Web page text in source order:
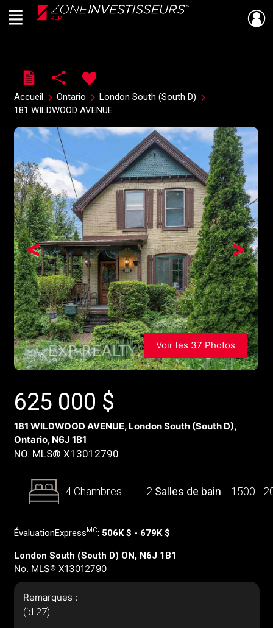
Live
En Direct
Menu
Accueil Ontario
London South (South D)
181 WILDWOOD AVENUE
>
<
Voir les 37 Photos
625 000 $
181 WILDWOOD AVENUE, London South (South D),
Ontario, N6J 1B1
NO. MLS® X13012790
4 Chambres 2 Salles de bain 1500 -
ÉvaluationExpress MC: 506K $ - 679K $
London South (South D) ON, N6J 1B1
No. MLS® X13012790
Remarques :
(id:27)